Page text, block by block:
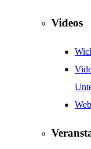
Videos